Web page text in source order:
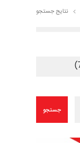
نتایج جستجو